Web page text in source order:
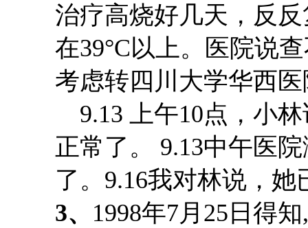
治疗高烧好几天，反
在39°C以上。医院说
考虑转四川大学华西
9.13 上午10点，小
正常了 。 9.13中午医
了。9.16我对林说，
3、 1998年7月25日 得知